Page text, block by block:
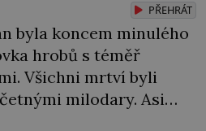
PŘEHRÁT
byla koncem minulého
hrobů s téměř
Všichni mrtví byli
milodary. Asi